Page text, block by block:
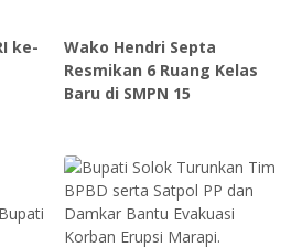
ke-
Wako Hendri Septa
Resmikan 6 Ruang Kelas
Baru di SMPN 15